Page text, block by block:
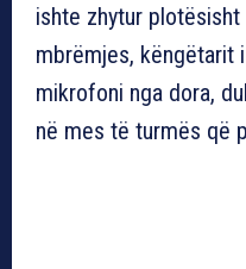
ishte zhytur
mbrëmjes, këngëtarit
mikrofoni nga dora,
në mes të turmës që